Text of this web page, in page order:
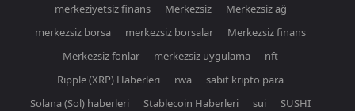
merkeziyetsiz finans
Merkezsiz
Merkezsiz ağ
merkezsiz borsa
merkezsiz borsalar
Merkezsiz finans
Merkezsiz fonlar
merkezsiz uygulama
nft
Ripple (XRP) Haberleri
rwa
sabit kripto para
Solana (Sol) haberleri
Stablecoin Haberleri sui
SUSHI